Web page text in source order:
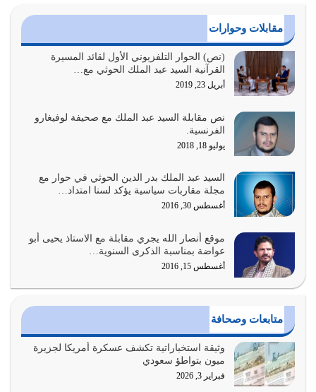
أغسطس 4, 2026
عندما لم تؤخذ منهجية تعليم الناس من خلال القرآن الكريم
حصل ضياع للأمة وضياع للأجيال
أغسطس 3, 2026
الغاية من الصلاة هو ذكر الله (أقم الصلاة لذكري) إضافة إلى
{وَأَعِدُّوا لَهُمْ مَا…
أغسطس 2, 2026
السبب الرئيسي لشقاء الأمة الابتعاد عن كتاب الله والتعدي
لحدود الله بالإضافات للدين
أغسطس 1, 2026
أبرز أسباب الشقاء هو الإعراض عن ذكر الله وعن هدى الله
المتمثل في القرآن الكريم
يوليو 31, 2026
أولياء الشيطان كلما كانوا أكثر ولاءً وطاعة للشيطان كلما كانوا
أكثر ضعفاً
يوليو 30, 2026
وعد الله تعالى من يُقتل في سبيله بالحياة الأبدية والرزق
والاستبشار والنجاة والخلود في…
مقابلات وحوارات
(نص) الحوار التلفزيوني الأول لقائد المسيرة
القرآنية السيد عبد الملك الحوثي مع…
أبريل 23, 2019
نص مقابلة السيد عبد الملك مع صحيفة لوفيغارو
الفرنسية.
يوليو 18, 2018
السيد عبد الملك بدر الدين الحوثي في حوار مع
مجلة مقاربات سياسية يؤكد لسنا امتداد…
أغسطس 30, 2016
موقع أنصار الله يجري مقابلة مع الاستاذ يحيى أبو
عواضة بمناسبة الذكرى السنوية…
أغسطس 15, 2016
متابعات وصحافة
وثيقة استخباراتية تكشف عسكرة أمريكا لجزيرة
ميون بتواطؤ سعودي
فبراير 3, 2026